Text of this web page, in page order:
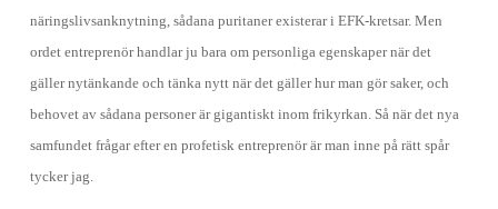
näringslivsanknytning, sådana puritaner existerar i EFK-kretsar. Men
ordet entreprenör handlar ju bara om personliga egenskaper när det
gäller nytänkande och tänka nytt när det gäller hur man gör saker, och
behovet av sådana personer är gigantiskt inom frikyrkan. Så när det nya
samfundet frågar efter en profetisk entreprenör är man inne på rätt spår
tycker jag.